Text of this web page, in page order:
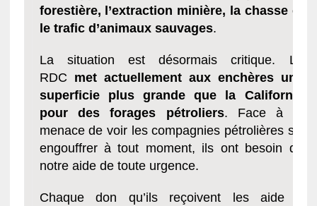
forestière, l’extraction minière, la chasse et
le trafic d’animaux sauvages.
La situation est désormais critique. La
RDC met actuellement aux enchères une
superficie plus grande que la Californie
pour des forages pétroliers. Face à la
menace de voir les compagnies pétrolières s’y
engouffrer à tout moment, ils ont besoin de
notre aide de toute urgence.
Chaque don qu’ils reçoivent les aide à